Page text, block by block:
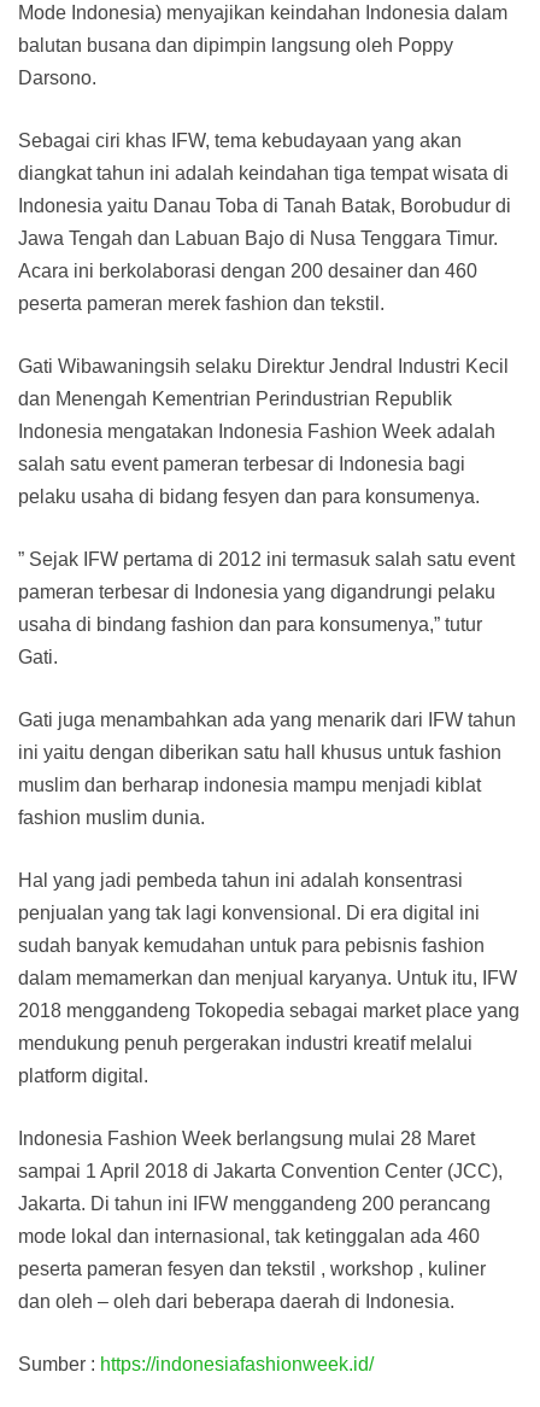
Mode Indonesia) menyajikan keindahan Indonesia dalam
balutan busana dan dipimpin langsung oleh Poppy
Darsono.
Sebagai ciri khas IFW, tema kebudayaan yang akan
diangkat tahun ini adalah keindahan tiga tempat wisata di
Indonesia yaitu Danau Toba di Tanah Batak, Borobudur di
Jawa Tengah dan Labuan Bajo di Nusa Tenggara Timur.
Acara ini berkolaborasi dengan 200 desainer dan 460
peserta pameran merek fashion dan tekstil.
Gati Wibawaningsih selaku Direktur Jendral Industri Kecil
dan Menengah Kementrian Perindustrian Republik
Indonesia mengatakan Indonesia Fashion Week adalah
salah satu event pameran terbesar di Indonesia bagi
pelaku usaha di bidang fesyen dan para konsumenya.
” Sejak IFW pertama di 2012 ini termasuk salah satu event
pameran terbesar di Indonesia yang digandrungi pelaku
usaha di bindang fashion dan para konsumenya,” tutur
Gati.
Gati juga menambahkan ada yang menarik dari IFW tahun
ini yaitu dengan diberikan satu hall khusus untuk fashion
muslim dan berharap indonesia mampu menjadi kiblat
fashion muslim dunia.
Hal yang jadi pembeda tahun ini adalah konsentrasi
penjualan yang tak lagi konvensional. Di era digital ini
sudah banyak kemudahan untuk para pebisnis fashion
dalam memamerkan dan menjual karyanya. Untuk itu, IFW
2018 menggandeng Tokopedia sebagai market place yang
mendukung penuh pergerakan industri kreatif melalui
platform digital.
Indonesia Fashion Week berlangsung mulai 28 Maret
sampai 1 April 2018 di Jakarta Convention Center (JCC),
Jakarta. Di tahun ini IFW menggandeng 200 perancang
mode lokal dan internasional, tak ketinggalan ada 460
peserta pameran fesyen dan tekstil , workshop , kuliner
dan oleh – oleh dari beberapa daerah di Indonesia.
Sumber : https://indonesiafashionweek.id/